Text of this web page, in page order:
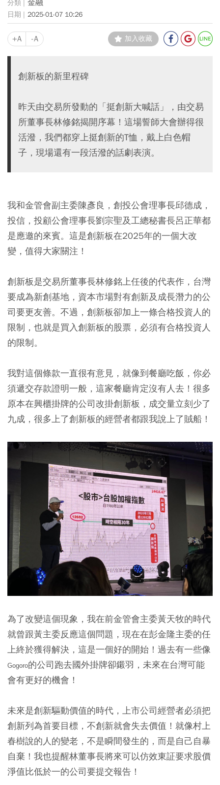
金融
2025-01-07 10:26
+A -A 加入收藏
創新板的新里程碑
昨天由交易所發動的「挺創新大喊話」，由交易
所董事長林修銘揭開序幕！這場誓師大會辦得很
活潑，我們都穿上挺創新的T恤，戴上白色帽
子，現場還有一段活潑的話劇表演。
我和金管會副主委陳彥良，創投公會理事長邱德成，
投信，投顧公會理事長劉宗聖及工總秘書長呂正華都
是應邀的來賓。這是創新板在2025年的一個大改
變，值得大家關注！
創新板是交易所董事長林修銘上任後的代表作，台灣
要成為新創基地，資本市場對有創新及成長潛力的公
司要更友善。不過，創新板卻加上一條合格投資人的
限制，也就是買入創新板的股票，必須有合格投資人
的限制。
我對這個條款一直很有意見，就像到餐廳吃飯，你必
須遞交存款證明一般，這家餐廳肯定沒有人去！很多
原本在興櫃掛牌的公司改掛創新板，成交量立刻少了
九成，很多上了創新板的經營者都跟我說上了賊船！
為了改變這個現象，我在前金管會主委黃天牧的時代
就曾跟黃主委反應這個問題，現在在彭金隆主委的任
上終於獲得解決，這是一個好的開始！過去有一些像
Gogoro的公司跑去國外掛牌卻鎩羽，未來在台灣可能
會有更好的機會！
未來是創新驅動價值的時代，上市公司經營者必須把
創新列為首要目標，不創新就會失去價值！就像村上
春樹說的人的變老，不是瞬間發生的，而是自己自暴
自棄！我也提醒林董事長將來可以仿效東証要求股價
淨值比低於一的公司要提交報告！